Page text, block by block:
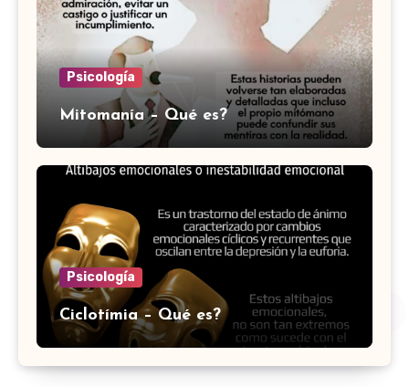
Psicología
Mitomanía – Qué es?
Psicología
Ciclotímia – Qué es?